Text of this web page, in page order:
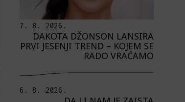
7. 8. 2026.
DAKOTA DŽONSON LANSIRA
PRVI JESENJI TREND – KOJEM SE
RADO VRAĆAMO
6. 8. 2026.